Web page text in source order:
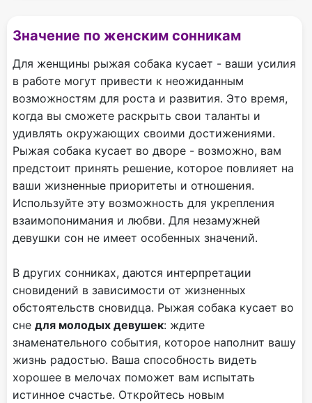
Значение по женским сонникам
Для женщины рыжая собака кусает - ваши усилия
в работе могут привести к неожиданным
возможностям для роста и развития. Это время,
когда вы сможете раскрыть свои таланты и
удивлять окружающих своими достижениями.
Рыжая собака кусает во дворе - возможно, вам
предстоит принять решение, которое повлияет на
ваши жизненные приоритеты и отношения.
Используйте эту возможность для укрепления
взаимопонимания и любви. Для незамужней
девушки сон не имеет особенных значений.
В других сонниках, даются интерпретации
сновидений в зависимости от жизненных
обстоятельств сновидца. Рыжая собака кусает во
сне для молодых девушек: ждите
знаменательного события, которое наполнит вашу
жизнь радостью. Ваша способность видеть
хорошее в мелочах поможет вам испытать
истинное счастье. Откройтесь новым